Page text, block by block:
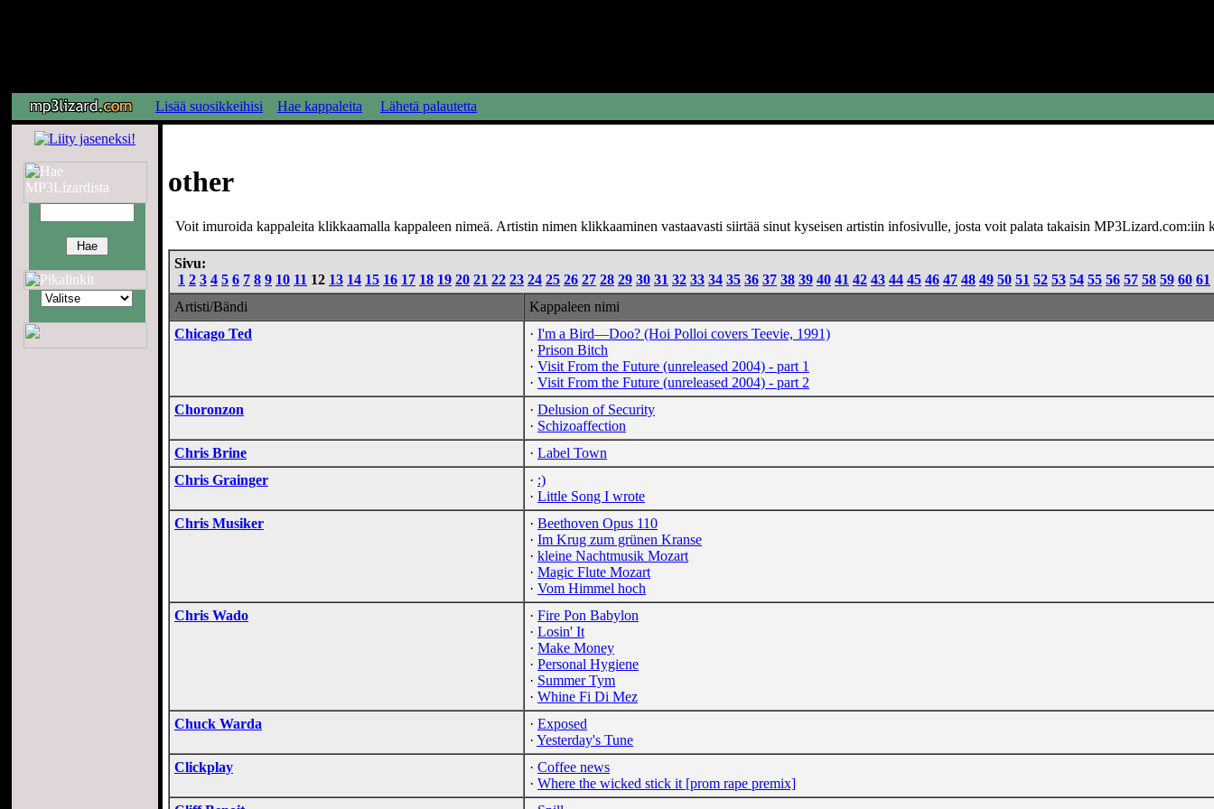
Lisää suosikkeihisi Hae kappaleita Lähetä palautetta
other
Voit imuroida kappaleita klikkaamalla kappaleen nimeä. Artistin nimen klikkaaminen vastaavasti siirtää sinut kyseisen artistin infosivulle, josta voit palata takaisin
Sivu:
1 2 3 4 5 6 7 8 9 10 11 12 13 14 15 16 17 18 19 20 21 22 23 24 25 26 27 28 29 30 31 32 33 34 35 36 37 38 39 40 41 42 43 44 45 46 47 48 49 50 51 52 53 54 55 56 57 58 59 60 61
Artisti/Bändi
Kappaleen nimi
Chicago Ted
· I'm a Bird—Doo? (Hoi Polloi covers Teevie, 1991)
· Prison Bitch
· Visit From the Future (unreleased 2004) - part 1
· Visit From the Future (unreleased 2004) - part 2
Choronzon
· Delusion of Security
· Schizoaffection
Chris Brine
· Label Town
Chris Grainger
· :)
· Little Song I wrote
Chris Musiker
· Beethoven Opus 110
· Im Krug zum grünen Kranse
· kleine Nachtmusik Mozart
· Magic Flute Mozart
· Vom Himmel hoch
Chris Wado
· Fire Pon Babylon
· Losin' It
· Make Money
· Personal Hygiene
· Summer Tym
· Whine Fi Di Mez
Chuck Warda
· Exposed
· Yesterday's Tune
Clickplay
· Coffee news
· Where the wicked stick it [prom rape premix]